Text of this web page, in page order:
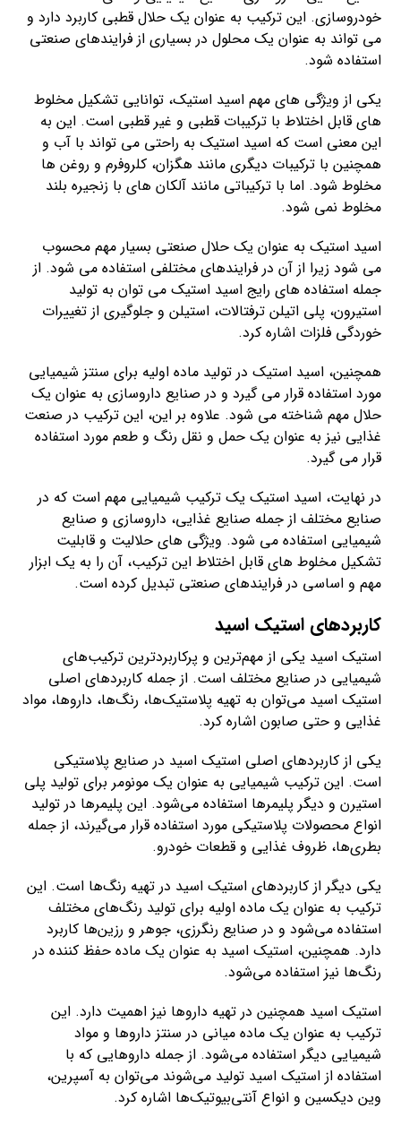
خودروسازی. این ترکیب به عنوان یک حلال قطبی کاربرد دارد و
می تواند به عنوان یک محلول در بسیاری از فرایندهای صنعتی
استفاده شود.
یکی از ویژگی های مهم اسید استیک، توانایی تشکیل مخلوط
های قابل اختلاط با ترکیبات قطبی و غیر قطبی است. این به
این معنی است که اسید استیک به راحتی می تواند با آب و
همچنین با ترکیبات دیگری مانند هگزان، کلروفرم و روغن ها
مخلوط شود. اما با ترکیباتی مانند آلکان های با زنجیره بلند
مخلوط نمی شود.
اسید استیک به عنوان یک حلال صنعتی بسیار مهم محسوب
می شود زیرا از آن در فرایندهای مختلفی استفاده می شود. از
جمله استفاده های رایج اسید استیک می توان به تولید
استیرون، پلی اتیلن ترفتالات، استیلن و جلوگیری از تغییرات
خوردگی فلزات اشاره کرد.
همچنین، اسید استیک در تولید ماده اولیه برای سنتز شیمیایی
مورد استفاده قرار می گیرد و در صنایع داروسازی به عنوان یک
حلال مهم شناخته می شود. علاوه بر این، این ترکیب در صنعت
غذایی نیز به عنوان یک حمل و نقل رنگ و طعم مورد استفاده
قرار می گیرد.
در نهایت، اسید استیک یک ترکیب شیمیایی مهم است که در
صنایع مختلف از جمله صنایع غذایی، داروسازی و صنایع
شیمیایی استفاده می شود. ویژگی های حلالیت و قابلیت
تشکیل مخلوط های قابل اختلاط این ترکیب، آن را به یک ابزار
مهم و اساسی در فرایندهای صنعتی تبدیل کرده است.
کاربردهای استیک اسید
استیک اسید یکی از مهم‌ترین و پرکاربردترین ترکیب‌های
شیمیایی در صنایع مختلف است. از جمله کاربردهای اصلی
استیک اسید می‌توان به تهیه پلاستیک‌ها، رنگ‌ها، داروها، مواد
غذایی و حتی صابون اشاره کرد.
یکی از کاربردهای اصلی استیک اسید در صنایع پلاستیکی
است. این ترکیب شیمیایی به عنوان یک مونومر برای تولید پلی
استیرن و دیگر پلیمرها استفاده می‌شود. این پلیمرها در تولید
انواع محصولات پلاستیکی مورد استفاده قرار می‌گیرند، از جمله
بطری‌ها، ظروف غذایی و قطعات خودرو.
یکی دیگر از کاربردهای استیک اسید در تهیه رنگ‌ها است. این
ترکیب به عنوان یک ماده اولیه برای تولید رنگ‌های مختلف
استفاده می‌شود و در صنایع رنگرزی، جوهر و رزین‌ها کاربرد
دارد. همچنین، استیک اسید به عنوان یک ماده حفظ کننده در
رنگ‌ها نیز استفاده می‌شود.
استیک اسید همچنین در تهیه داروها نیز اهمیت دارد. این
ترکیب به عنوان یک ماده میانی در سنتز داروها و مواد
شیمیایی دیگر استفاده می‌شود. از جمله داروهایی که با
استفاده از استیک اسید تولید می‌شوند می‌توان به آسپرین،
وین دیکسین و انواع آنتی‌بیوتیک‌ها اشاره کرد.